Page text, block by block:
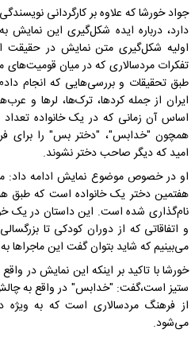
جواد خورشا که علاوه بر کارگردانی
دارد، درباره ایده شکل‌گیری این نمایش به
اولیه شکل‌گیری متن نمایش در
تفکرات مردسالاری که در میان قومیت‌های
طبق تحقیقات و بررسی‌هایی که انجام
ایران از جمله کردها، ترک‌ها، لرها و
اساس آن زمانی که در یک خانواده
همچون "خدابس"، "دختر بس" را برای
امید که دیگر صاحب دختر نشوند.
او در خصوص موضوع نمایش ادامه داد:
هفتمین دختر یک خانواده است که طبق
نام‌گذاری شده است. این داستان در یک
و اتفاقاتی که از دوران کودکی تا
می‌بینیم که شاید بتوان گفت این ماجراها
خورشا با تاکید بر اینکه این نمایش در
ستیز است،گفت: "خدابس" در واقع به
از فرهنگ مردسالاری است که به
می‌شود.